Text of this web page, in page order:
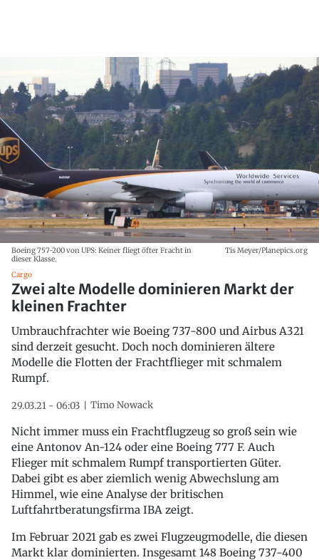
Boeing 757-200 von UPS: Keiner fliegt öfter Fracht in
dieser Klasse.
Tis Meyer/Planepics.org
Cargo
Zwei alte Modelle dominieren Markt der
kleinen Frachter
Umbrauchfrachter wie Boeing 737-800 und Airbus A321
sind derzeit gesucht. Doch noch dominieren ältere
Modelle die Flotten der Frachtflieger mit schmalem
Rumpf.
29.03.21 - 06:03 Timo Nowack
Nicht immer muss ein Frachtflugzeug so groß sein wie
eine Antonov An-124 oder eine Boeing 777 F. Auch
Flieger mit schmalem Rumpf transportierten Güter.
Dabei gibt es aber ziemlich wenig Abwechslung am
Himmel, wie eine Analyse der britischen
Luftfahrtberatungsfirma IBA zeigt.
Im Februar 2021 gab es zwei Flugzeugmodelle, die diesen
Markt klar dominierten. Insgesamt 148 Boeing 737-400